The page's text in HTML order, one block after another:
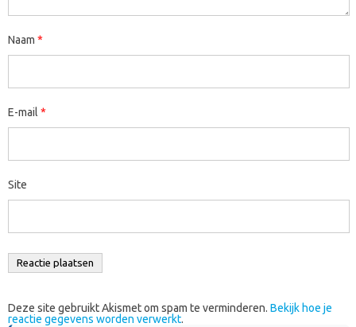
Naam *
E-mail *
Site
Deze site gebruikt Akismet om spam te verminderen. Bekijk hoe je
reactie gegevens worden verwerkt.